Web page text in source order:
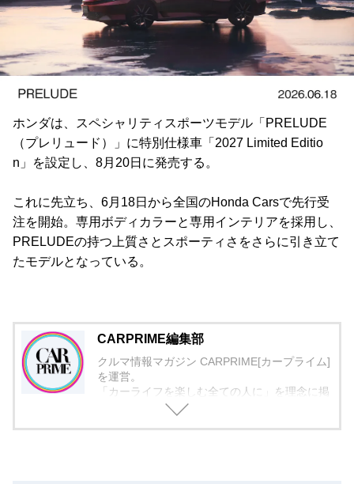
ホンダは、スペシャリティスポーツモデル「PRELUDE
（プレリュード）」に特別仕様車「2027 Limited Editio
n」を設定し、8月20日に発売する。
これに先立ち、6月18日から全国のHonda Carsで先行受
注を開始。専用ボディカラーと専用インテリアを採用し、
PRELUDEの持つ上質さとスポーティさをさらに引き立て
たモデルとなっている。
CARPRIME編集部
クルマ情報マガジン CARPRIME[カープライム]
を運営。
「カーライフを楽しむ全ての人に」を理念に掲
げ、編集に取り組んでいます。